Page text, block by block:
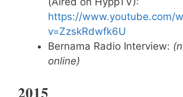
https://www.youtube.com/
v=ZzskRdwfk6U
Bernama Radio Interview:
online)
2015